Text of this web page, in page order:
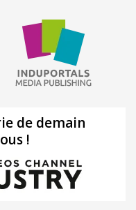
de demain
!